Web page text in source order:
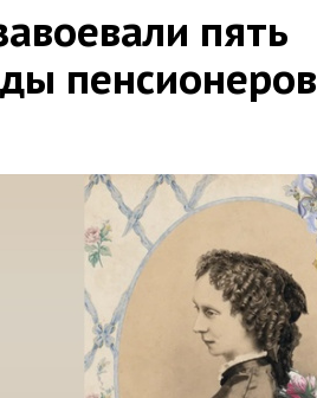
пять
пенсионеров